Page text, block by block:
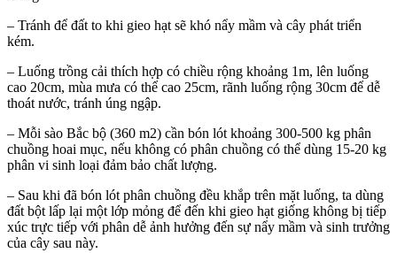
– Tránh để đất to khi gieo hạt sẽ khó nẩy mầm và cây phát triển
kém.
– Luống trồng cải thích hợp có chiều rộng khoảng 1m, lên luống
cao 20cm, mùa mưa có thể cao 25cm, rãnh luống rộng 30cm để dễ
thoát nước, tránh úng ngập.
– Mỗi sào Bắc bộ (360 m2) cần bón lót khoảng 300-500 kg phân
chuồng hoai mục, nếu không có phân chuồng có thể dùng 15-20 kg
phân vi sinh loại đảm bảo chất lượng.
– Sau khi đã bón lót phân chuồng đều khắp trên mặt luống, ta dùng
đất bột lấp lại một lớp mỏng để đến khi gieo hạt giống không bị tiếp
xúc trực tiếp với phân dễ ảnh hưởng đến sự nẩy mầm và sinh trưởng
của cây sau này.